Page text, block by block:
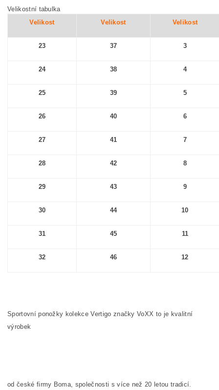
Velikostní tabulka
Velikost
Velikost Velikost
23 37 3
24 38 4
25 39 5
26 40 6
27 41 7
28 42 8
29 43 9
30 44 10
31 45 11
32 46 12
Sportovní ponožky kolekce Vertigo značky VoXX to je kvalitní
výrobek
od české firmy Boma, společnosti s více než 20 letou tradicí.